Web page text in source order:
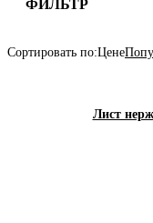
ФИЛЬТР
Сортировать по:Цене
Лист